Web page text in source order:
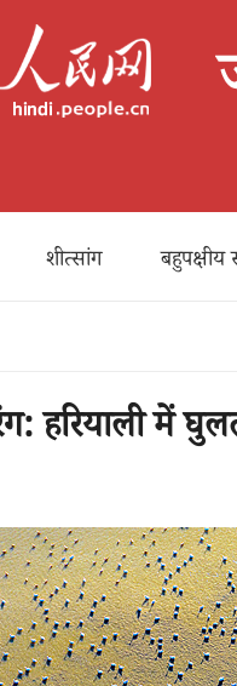
शीत्सांग बहुपक्षीय
हरियाली में